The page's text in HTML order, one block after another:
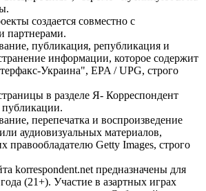
создается совместно с
партнерами.
публикация, републикация и
информации, которое содержит
Украина", EPA / UPG, строго
в разделе Я- Корреспондент
публикации.
перепечатка и воспроизведение
аудиовизуальных материалов,
правообладателю Getty Images, строго
korrespondent.net предназначены для
(21+). Участие в азартных играх